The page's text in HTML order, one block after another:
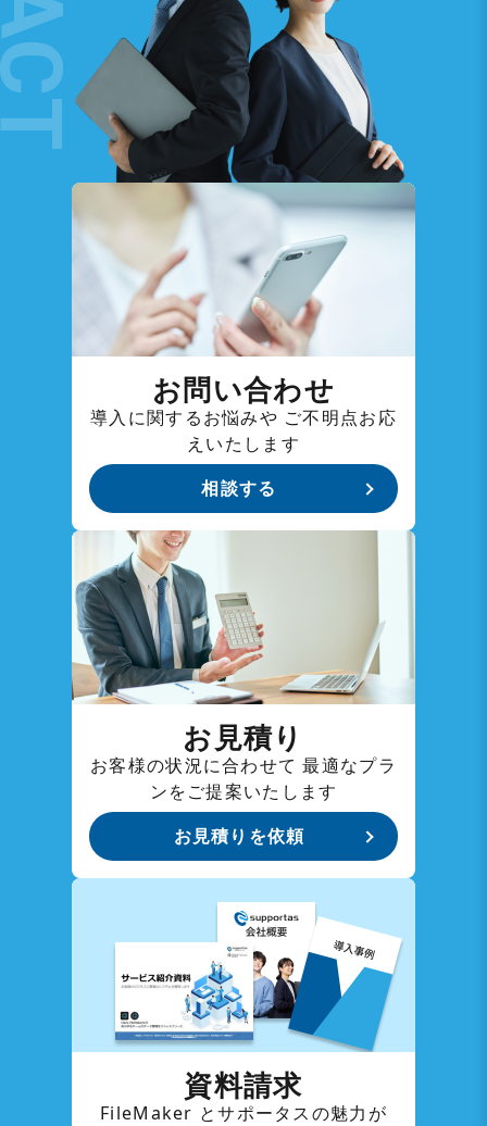
お問い合わせ
導入に関するお悩みや ご不明点お応
えいたします
相談する
お見積り
お客様の状況に合わせて 最適なプラ
ンをご提案いたします
お見積りを依頼
資料請求
FileMaker とサポータスの魅力が